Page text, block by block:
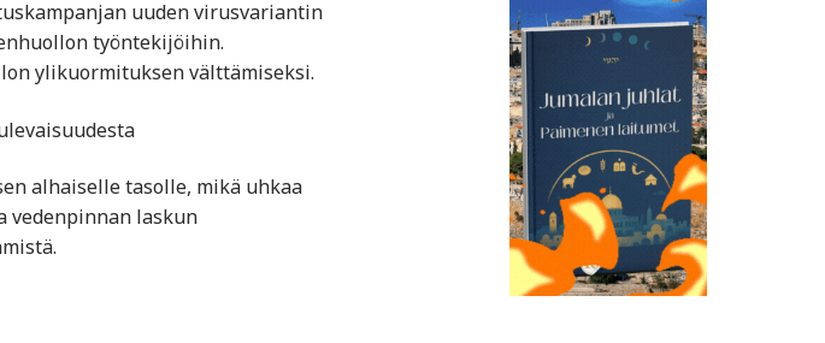
uuden virusvariantin
työntekijöihin.
ylikuormituksen välttämiseksi.
alhaiselle tasolle, mikä uhkaa
vedenpinnan laskun